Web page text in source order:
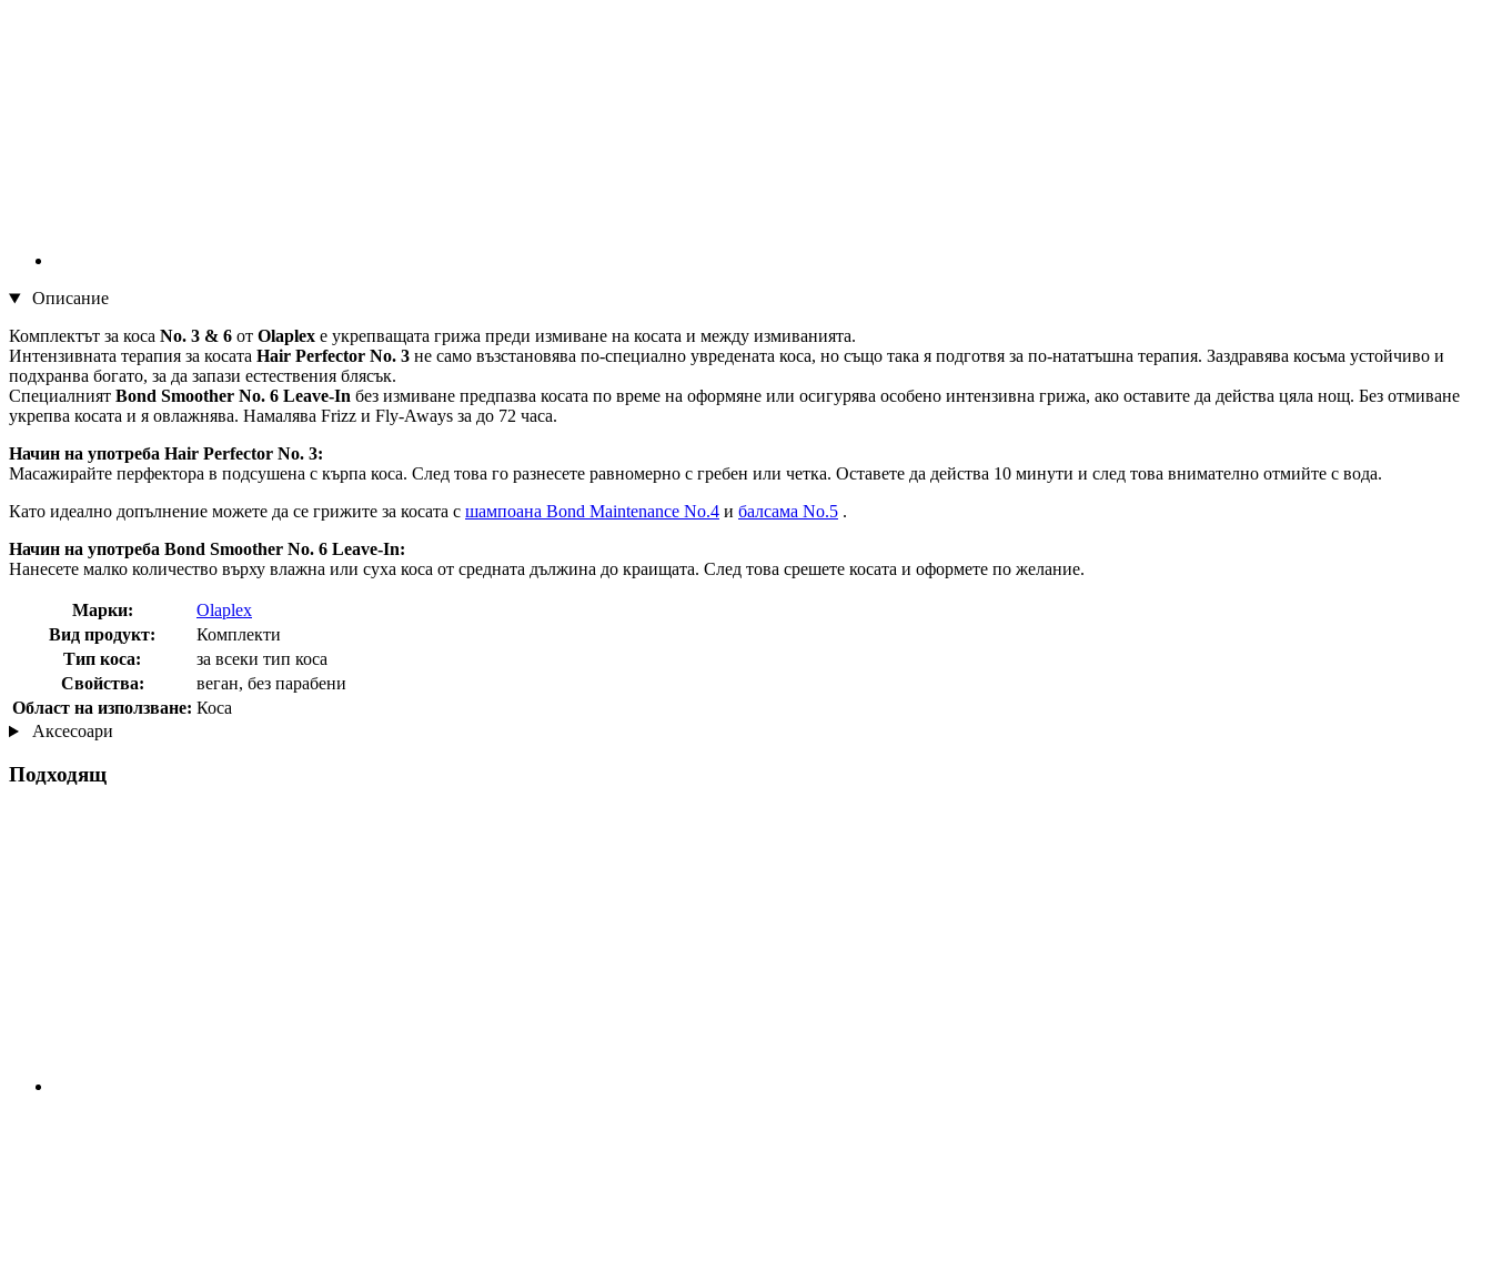
Описание
Комплектът за коса No. 3 & 6 от Olaplex е укрепващата грижа преди измиване на косата и между измиванията.
Интензивната терапия за косата Hair Perfector No. 3 не само възстановява по-специално увредената коса, но също така я подготвя за по-нататъшна терапия. Заздравява косъма устойчиво и
подхранва богато, за да запази естествения блясък.
Специалният Bond Smoother No. 6 Leave-In без измиване предпазва косата по време на оформяне или осигурява особено интензивна грижа, ако оставите да действа цяла нощ. Без отмиване
укрепва косата и я овлажнява. Намалява Frizz и Fly-Aways за до 72 часа.
Начин на употреба Hair Perfector No. 3:
Масажирайте перфектора в подсушена с кърпа коса. След това го разнесете равномерно с гребен или четка. Оставете да действа 10 минути и след това внимателно отмийте с вода.
Като идеално допълнение можете да се грижите за косата с шампоана Bond Maintenance No.4 и балсама No.5 .
Начин на употреба Bond Smoother No. 6 Leave-In:
Нанесете малко количество върху влажна или суха коса от средната дължина до краищата. След това срешете косата и оформете по желание.
Марки:
Olaplex
Вид продукт:
Комплекти
Тип коса:
за всеки тип коса
Свойства:
веган, без парабени
Област на използване: Коса
Аксесоари
Подходящ